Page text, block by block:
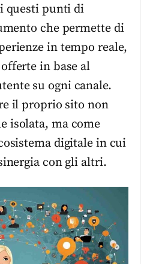
questi punti di
che permette di
in tempo reale,
in base al
su ogni canale.
il proprio sito non
isolata, ma come
digitale in cui
con gli altri.